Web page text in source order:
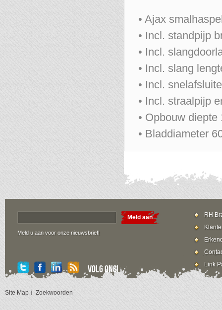
• Ajax
• Incl. standpijp
• Incl.
• Incl. slang
• Incl.
• Incl. straalpijp
• Opbouw diepte
• Bladdiameter
Meld aan
Meld u aan voor onze nieuwsbrief!
RH
Link
Volg ons!
Site Map Zoekwoorden